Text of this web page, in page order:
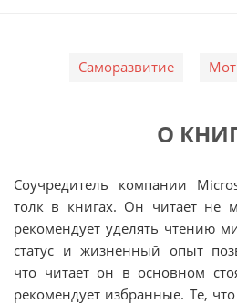
Саморазвитие
О
Соучредитель компании
толк в книгах. Он читает не
рекомендует уделять чтению
статус и жизненный опыт
что читает он в основном
рекомендует избранные. Те,